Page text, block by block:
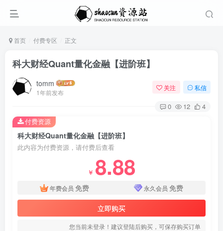
首页 付费专区 正文
科大财经Quant量化金融【进阶班】
tomm
1年前发布
关注 私信
0 12 4
科大财经Quant量化金融【进阶班】
此内容为付费资源，请付费后查看
￥ 8.88
年费会员 免费 永久会员 免费
立即购买
您当前未登录！建议登陆后购买，可保存购买订单
付费资源